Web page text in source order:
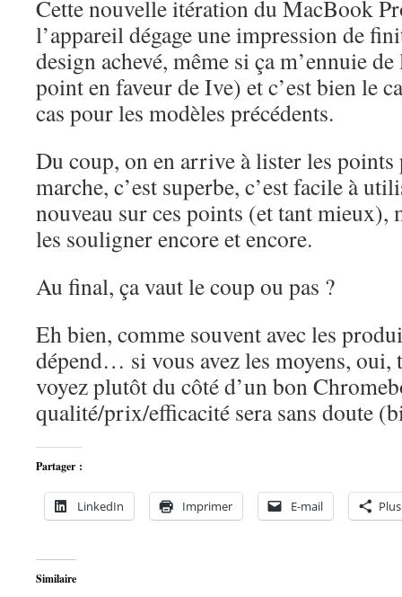
Cette nouvelle itération du MacBook
l’appareil dégage une impression de
design achevé, même si ça m’ennuie de
point en faveur de Ive) et c’est bien le
cas pour les modèles précédents.
Du coup, on en arrive à lister les
marche, c’est superbe, c’est facile à
nouveau sur ces points (et tant mieux),
les souligner encore et encore.
Au final, ça vaut le coup ou pas ?
Eh bien, comme souvent avec les
dépend… si vous avez les moyens,
voyez plutôt du côté d’un bon
qualité/prix/efficacité sera sans doute
Partager :
LinkedIn Imprimer E-mail Plus
Similaire